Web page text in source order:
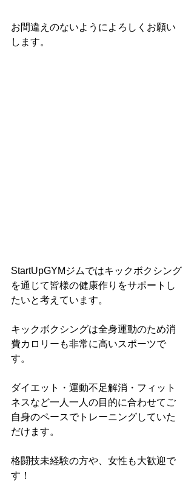
お間違えのないようによろしくお願い
します。
StartUpGYMジムではキックボクシング
を通じて皆様の健康作りをサポートし
たいと考えています。
キックボクシングは全身運動のため消
費カロリーも非常に高いスポーツで
す。
ダイエット・運動不足解消・フィット
ネスなど一人一人の目的に合わせてご
自身のペースでトレーニングしていた
だけます。
格闘技未経験の方や、女性も大歓迎で
す！